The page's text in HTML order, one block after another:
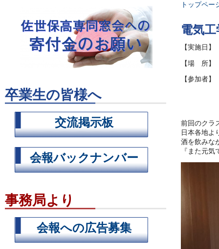
トップペー
電気
【実施日
【場 所
【参加者
前回のクラ
日本各地よ
酒を飲みな
『また元
卒業生の皆様へ
交流掲示板
会報バックナンバー
事務局より
会報への広告募集